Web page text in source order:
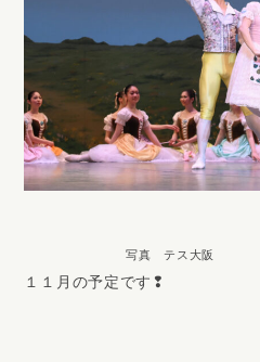
写真 テス大阪
１１月の予定です❢